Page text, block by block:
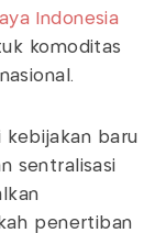
Indonesia
komoditas
kebijakan baru
sentralisasi
penertiban